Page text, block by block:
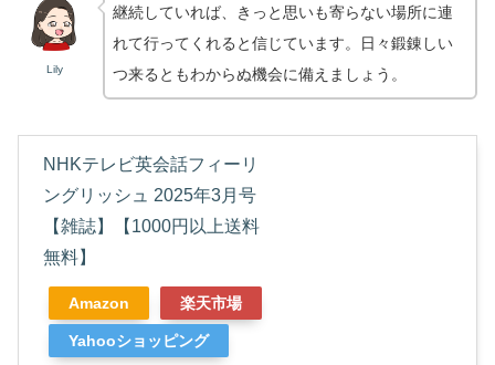
Lily
継続していれば、きっと思いも寄らない場所に連
れて行ってくれると信じています。日々鍛錬しい
つ来るともわからぬ機会に備えましょう。
NHKテレビ英会話フィーリ
ングリッシュ 2025年3月号
【雑誌】【1000円以上送料
無料】
Amazon 楽天市場
Yahooショッピング